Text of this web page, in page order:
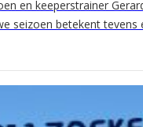
en keeperstrainer
seizoen betekent tevens